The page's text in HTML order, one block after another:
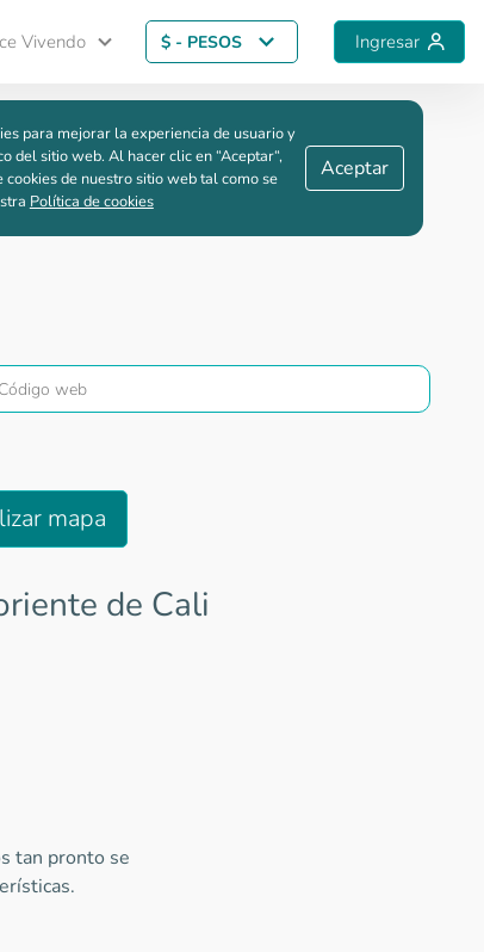
Vivendo $ - PESOS Ingresar
mapa
de Cali
tan pronto se
para mejorar la experiencia de usuario y
del sitio web. Al hacer clic en “Aceptar“,
cookies de nuestro sitio web tal como se
Política de cookies
Aceptar
Guardar comparación